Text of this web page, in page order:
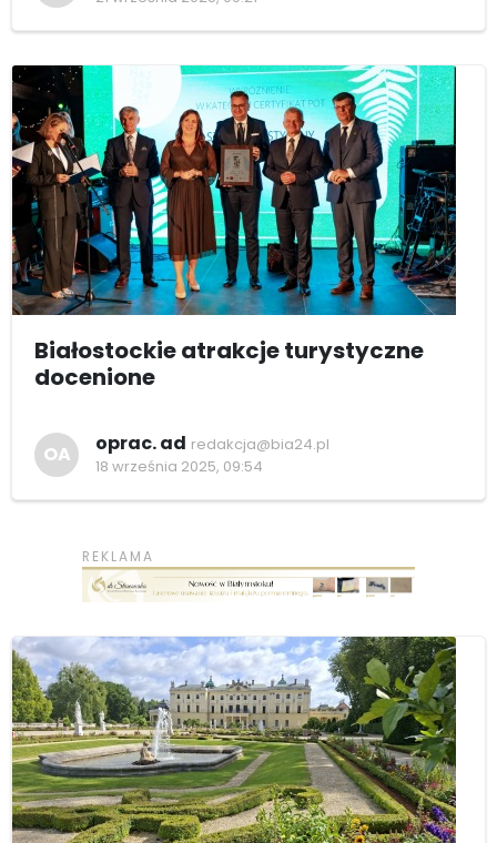
Białostockie atrakcje turystyczne
docenione
OA oprac. ad redakcja@bia24.pl
18 września 2025, 09:54